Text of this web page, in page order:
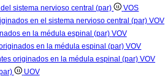
sistema nervioso central (par)
VOS
en el sistema nervioso central (par) VOV
en la médula espinal (par) VOV
en la médula espinal (par)VOV
originados en la médula espinal (par) VOV
UOV